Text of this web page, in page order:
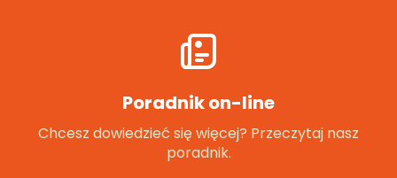
Poradnik on-line
Chcesz dowiedzieć się więcej? Przeczytaj nasz
poradnik.